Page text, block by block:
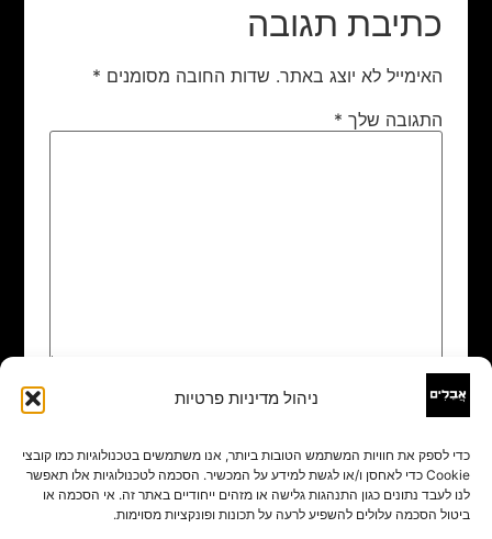
ניהול מדיניות פרטיות
כדי לספק את חוויות המשתמש הטובות ביותר, אנו משתמשים בטכנולוגיות כמו קובצי
Cookie כדי לאחסן ו/או לגשת למידע על המכשיר. הסכמה לטכנולוגיות אלו תאפשר
לנו לעבד נתונים כגון התנהגות גלישה או מזהים ייחודיים באתר זה. אי הסכמה או
ביטול הסכמה עלולים להשפיע לרעה על תכונות ופונקציות מסוימות.
כתיבת תגובה
האימייל לא יוצג באתר. שדות החובה מסומנים *
התגובה שלך *
שם
אימייל*